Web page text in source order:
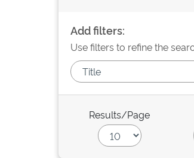
Add filters:
Use filters to refine the
Results/Page